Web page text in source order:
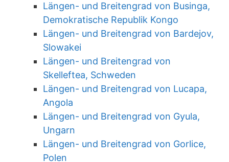
Längen- und Breitengrad von Businga,
Demokratische Republik Kongo
Längen- und Breitengrad von Bardejov,
Slowakei
Längen- und Breitengrad von
Skelleftea, Schweden
Längen- und Breitengrad von Lucapa,
Angola
Längen- und Breitengrad von Gyula,
Ungarn
Längen- und Breitengrad von Gorlice,
Polen